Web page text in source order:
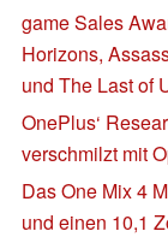
game Sales
Horizons,
und The Last of
OnePlus‘
verschmilzt mit
Das One Mix 4
und einen 10,1